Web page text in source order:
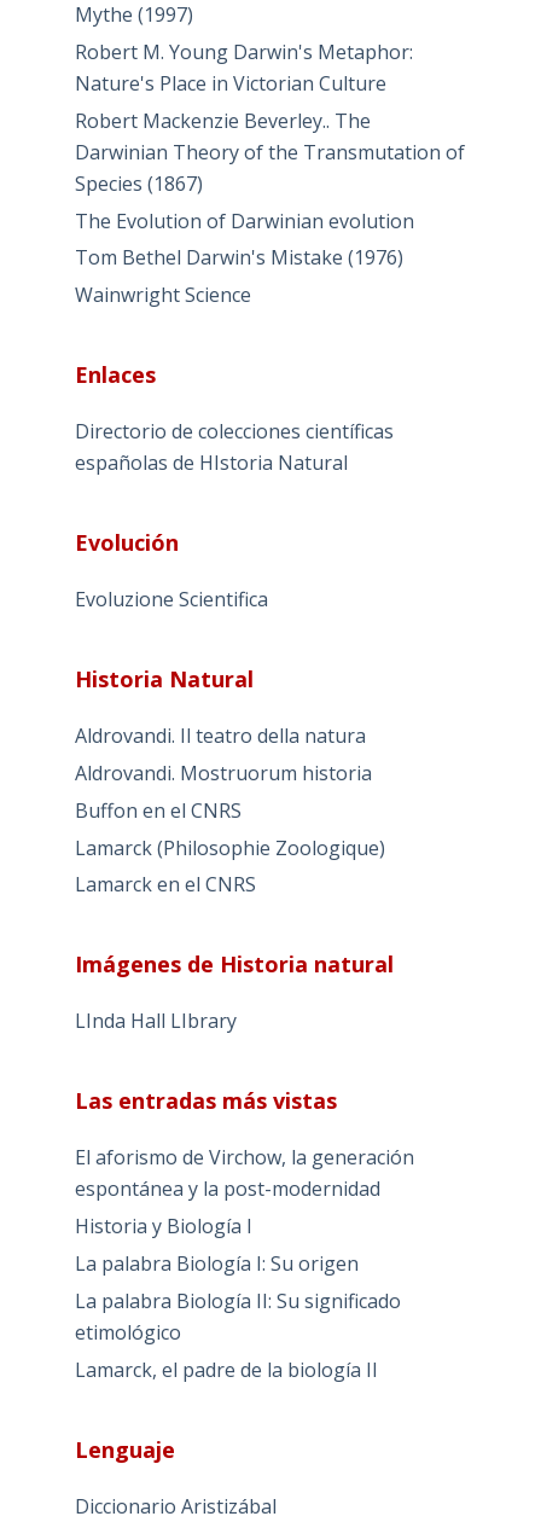
Mythe (1997)
Robert M. Young Darwin's Metaphor:
Nature's Place in Victorian Culture
Robert Mackenzie Beverley.. The
Darwinian Theory of the Transmutation of
Species (1867)
The Evolution of Darwinian evolution
Tom Bethel Darwin's Mistake (1976)
Wainwright Science
Enlaces
Directorio de colecciones científicas
españolas de HIstoria Natural
Evolución
Evoluzione Scientifica
Historia Natural
Aldrovandi. Il teatro della natura
Aldrovandi. Mostruorum historia
Buffon en el CNRS
Lamarck (Philosophie Zoologique)
Lamarck en el CNRS
Imágenes de Historia natural
LInda Hall LIbrary
Las entradas más vistas
El aforismo de Virchow, la generación
espontánea y la post-modernidad
Historia y Biología I
La palabra Biología I: Su origen
La palabra Biología II: Su significado
etimológico
Lamarck, el padre de la biología II
Lenguaje
Diccionario Aristizábal